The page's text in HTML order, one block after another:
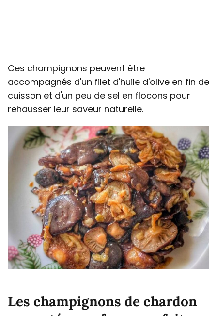
Ces champignons peuvent être
accompagnés d'un filet d'huile d'olive en fin de
cuisson et d'un peu de sel en flocons pour
rehausser leur saveur naturelle.
Les champignons de chardon